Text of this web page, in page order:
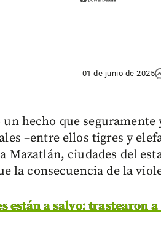
01 de junio de 2025
hecho que seguramente
–entre ellos tigres y
Mazatlán, ciudades del
la consecuencia de la
están a salvo: trastearon